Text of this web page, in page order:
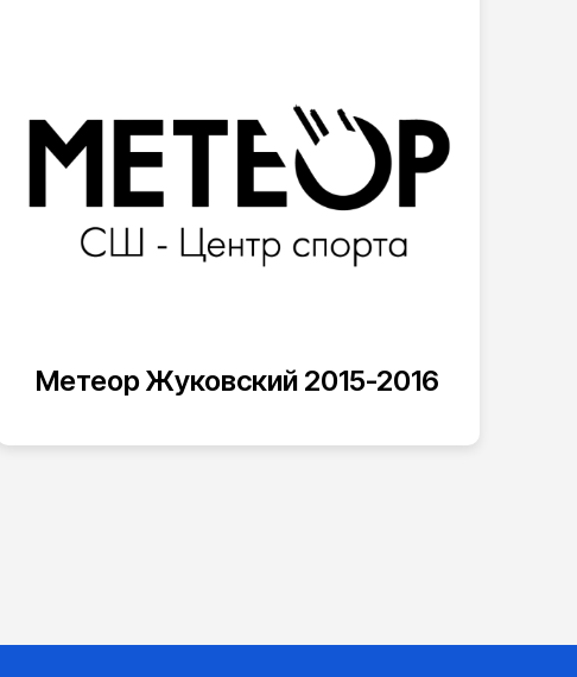
Метеор Жуковский 2015-2016